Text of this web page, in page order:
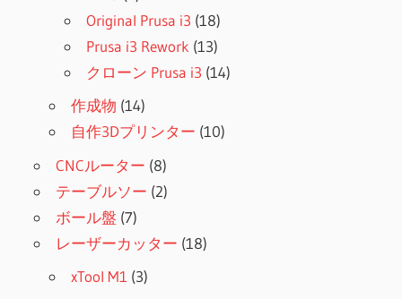
Original Prusa i3 (18)
Prusa i3 Rework (13)
クローン Prusa i3 (14)
作成物 (14)
自作3Dプリンター (10)
CNCルーター (8)
テーブルソー (2)
ボール盤 (7)
レーザーカッター (18)
xTool M1 (3)